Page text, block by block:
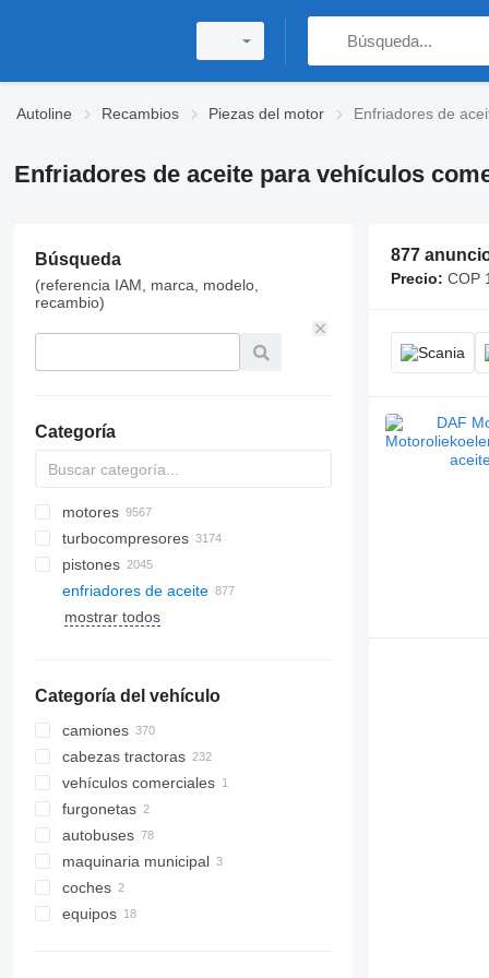
Autoline Recambios Piezas del motor Enfriadores de
Enfriadores de aceite para vehículos
Búsqueda
(referencia IAM, marca, modelo,
recambio)
Categoría
motores
turbocompresores
pistones
enfriadores de aceite
mostrar todos
Categoría del vehículo
camiones
cabezas tractoras
vehículos comerciales
furgonetas
autobuses
maquinaria municipal
maquinaria de limpieza viaria
barredoras
vehículos municipales
coches
equipos
877
Precio: COP